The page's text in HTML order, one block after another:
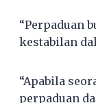
“Perpaduan
kestabilan
“Apabila
perpaduan